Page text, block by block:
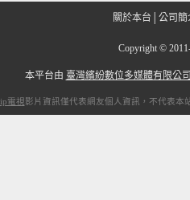
關於本台 公司簡
Copyright ©
本平台由 臺灣繽紛數位多媒體有限公
ip電視影片資訊僅代表網友個人資訊，不代表本